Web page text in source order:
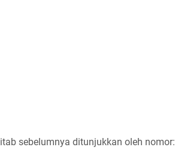
sebelumnya ditunjukkan oleh nomor: